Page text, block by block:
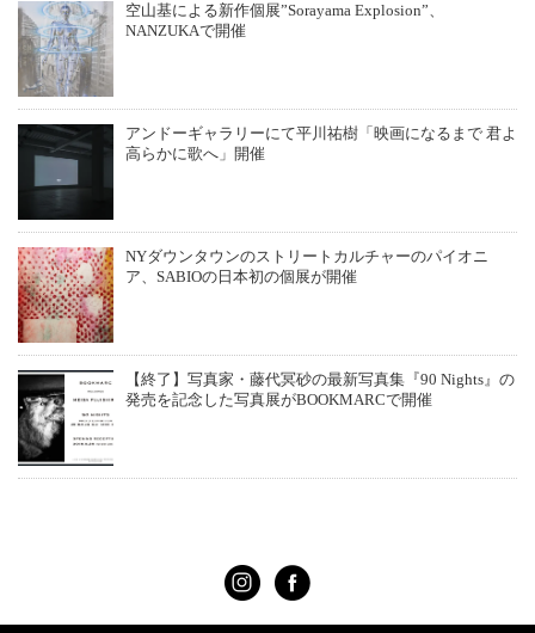
空山基による新作個展”Sorayama Explosion”、
NANZUKAで開催
アンドーギャラリーにて平川祐樹「映画になるまで 君よ
高らかに歌へ」開催
NYダウンタウンのストリートカルチャーのパイオニ
ア、SABIOの日本初の個展が開催
【終了】写真家・藤代冥砂の最新写真集『90 Nights』の
発売を記念した写真展がBOOKMARCで開催